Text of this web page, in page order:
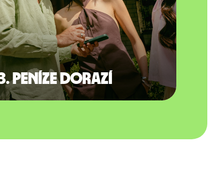
Peníze dorazí